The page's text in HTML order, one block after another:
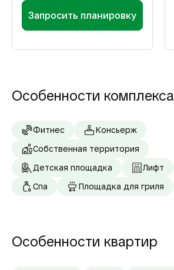
Запросить планировку
Особенности комплекса
Фитнес
Консьерж
Собственная территория
Детская площадка
Лифт
Спа
Площадка для гриля
Особенности квартир